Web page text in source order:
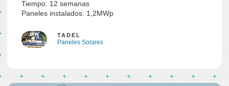
Tiempo: 12 semanas
Paneles instalados: 1,2MWp
TADEL
Paneles Solares